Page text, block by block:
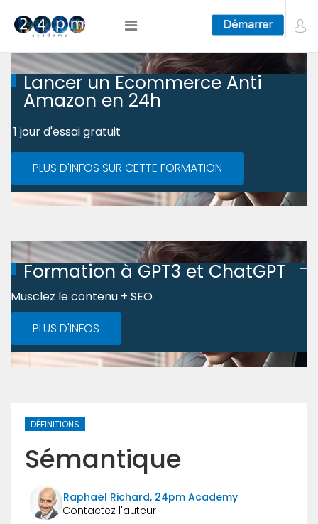
Lancer un Ecommerce Anti
Amazon en 24h
1 jour d'essai gratuit
PLUS D'INFOS SUR CETTE FORMATION
Formation à GPT3 et ChatGPT
Musclez le contenu + SEO
PLUS D'INFOS
DÉFINITIONS
Sémantique
Raphaël Richard, 24pm Academy